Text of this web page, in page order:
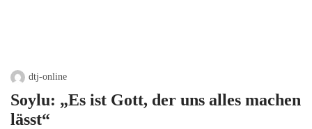
dtj-online
Soylu: „Es ist Gott, der uns alles machen
lässt“